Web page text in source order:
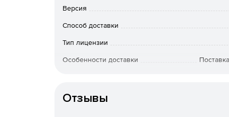
использованием алгоритма AES.
WinZip Mac осуществляет открытие основных
файлами между платформами PC и Mac, создает
архива и возможность открытия несколько
безопасно передавать зашифрованные файлы и
Версия
Способ доставки
Тип лицензии
Особенности доставки
Отзывы